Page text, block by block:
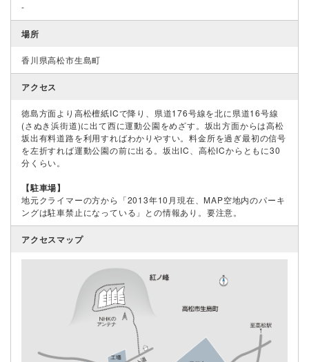
-
場所
香川県高松市生島町
アクセス
徳島方面より高松檀紙ICで降り、県道176号線を北に県道16号線
(さぬき浜街道)に出て西に運動公園をめざす。坂出方面からは高松
坂出有料道路を利用すればわかりやすい。料金所を過ぎ最初の信号
を左折すれば運動公園の前に出る。坂出IC、高松ICからともに30
分くらい。
【駐車場】
地元クライマーの方から「2013年10月現在、MAP空地内のパーキ
ングは駐車禁止になっている」との情報あり。要注意。
アクセスマップ